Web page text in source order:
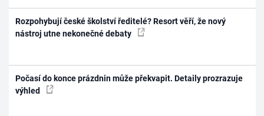
Rozpohybují české školství ředitelé? Resort věří, že nový
nástroj utne nekonečné debaty
Počasí do konce prázdnin může překvapit. Detaily prozrazuje
výhled